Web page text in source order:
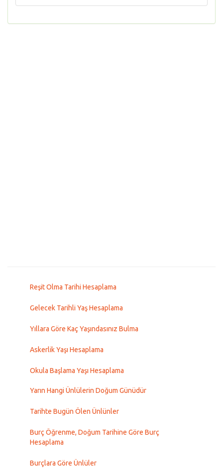
Reşit Olma Tarihi Hesaplama
Gelecek Tarihli Yaş Hesaplama
Yıllara Göre Kaç Yaşındasınız Bulma
Askerlik Yaşı Hesaplama
Okula Başlama Yaşı Hesaplama
Yarın Hangi Ünlülerin Doğum Günüdür
Tarihte Bugün Ölen Ünlünler
Burç Öğrenme, Doğum Tarihine Göre Burç
Hesaplama
Burçlara Göre Ünlüler